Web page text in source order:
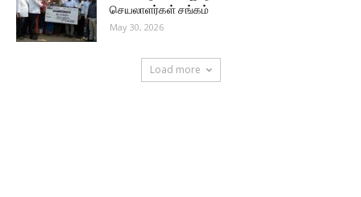
செயலாளர்கள் சங்கம்
May 30, 2026
Load more